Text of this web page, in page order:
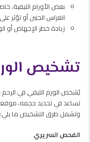
بعض الأورام الليفية،
انغراس الجنين أو تؤثر
زيادة خطر الإجهاض أو
تشخيص
يٌشخص الورم الليفي في
تساعد في تحديد حجمه،
وتشمل طرق التشخيص ما يلي:
الفحص السريري